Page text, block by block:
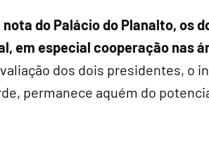
nota do Palácio do Planalto, os
em especial cooperação nas
dos dois presidentes, o
permanece aquém do